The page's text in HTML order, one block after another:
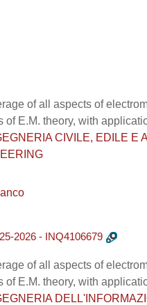
of all aspects of
of E.M. theory, with
CIVILE, EDILE E
2026 - INQ4106679
of all aspects of
of E.M. theory, with